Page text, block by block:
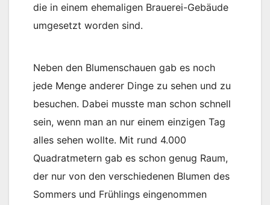
die in einem ehemaligen Brauerei-Gebäude
umgesetzt worden sind.
Neben den Blumenschauen gab es noch
jede Menge anderer Dinge zu sehen und zu
besuchen. Dabei musste man schon schnell
sein, wenn man an nur einem einzigen Tag
alles sehen wollte. Mit rund 4.000
Quadratmetern gab es schon genug Raum,
der nur von den verschiedenen Blumen des
Sommers und Frühlings eingenommen